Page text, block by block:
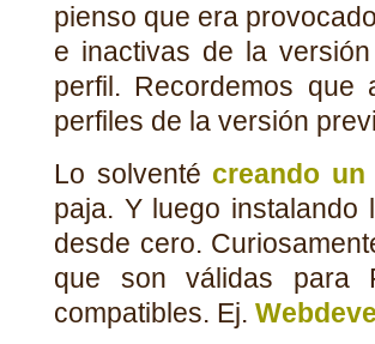
pienso que era
e inactivas de la
perfil. Recordemos que
perfiles de la versión
Lo solventé creando
paja. Y luego instalando
desde cero.
que son válidas para
compatibles. Ej.